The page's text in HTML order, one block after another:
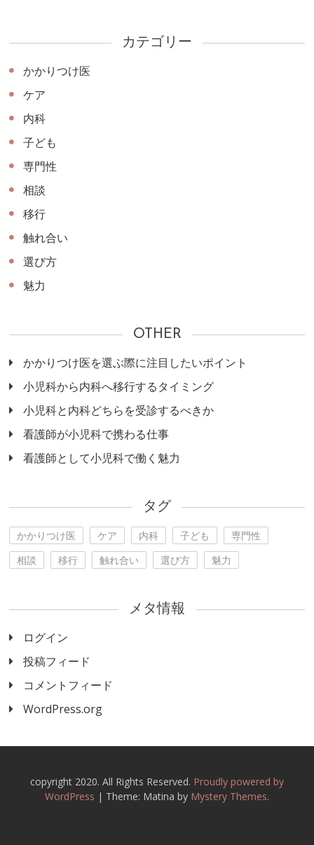
カテゴリー
かかりつけ医
ケア
内科
子ども
専門性
相談
移行
触れ合い
選び方
魅力
OTHER
かかりつけ医を選ぶ際に注目したいポイント
小児科から内科へ移行するタイミング
小児科と内科どちらを受診するべきか
看護師が小児科で携わる仕事
看護師として小児科で働く魅力
タグ
かかりつけ医 ケア 内科 子ども
専門性
相談
移行 触れ合い 選び方 魅力
メタ情報
ログイン
投稿フィード
コメントフィード
WordPress.org
copyright 2020. All Rights Reserved. Proudly powered by
WordPress | Theme: Matina by Mystery Themes.